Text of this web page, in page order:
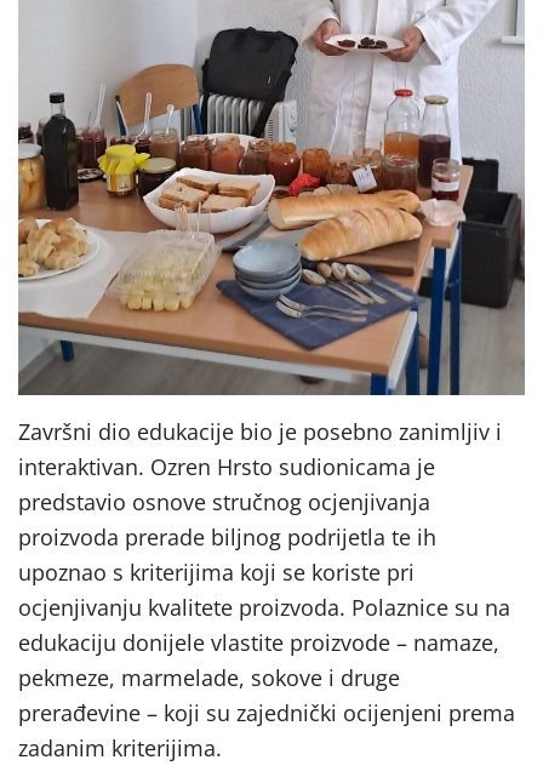
Završni dio edukacije bio je posebno zanimljiv i
interaktivan. Ozren Hrsto sudionicama je
predstavio osnove stručnog ocjenjivanja
proizvoda prerade biljnog podrijetla te ih
upoznao s kriterijima koji se koriste pri
ocjenjivanju kvalitete proizvoda. Polaznice su na
edukaciju donijele vlastite proizvode – namaze,
pekmeze, marmelade, sokove i druge
prerađevine – koji su zajednički ocijenjeni prema
zadanim kriterijima.